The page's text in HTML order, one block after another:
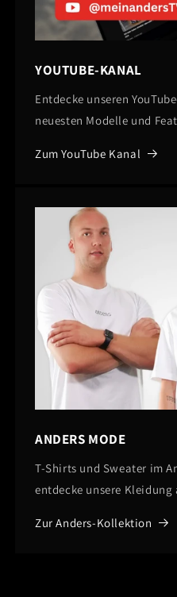
YOUTUBE-KANAL
Entdecke unseren
neuesten Modelle und
Zum YouTube Kanal
ANDERS MODE
T-Shirts und Sweater im
entdecke unsere
Zur Anders-Kollektion